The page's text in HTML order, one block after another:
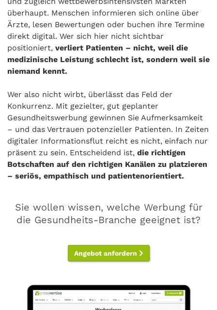
überhaupt. Menschen informieren sich online über
Ärzte, lesen Bewertungen oder buchen ihre Termine
direkt digital. Wer sich hier nicht sichtbar
positioniert, verliert Patienten – nicht, weil die
medizinische Leistung schlecht ist, sondern weil sie
niemand kennt.
Wer also nicht wirbt, überlässt das Feld der
Konkurrenz. Mit gezielter, gut geplanter
Gesundheitswerbung gewinnen Sie Aufmerksamkeit
– und das Vertrauen potenzieller Patienten. In Zeiten
digitaler Informationsflut reicht es nicht, einfach nur
präsent zu sein. Entscheidend ist, die richtigen
Botschaften auf den richtigen Kanälen zu platzieren
– seriös, empathisch und patientenorientiert.
Sie wollen wissen, welche Werbung für
die Gesundheits-Branche geeignet ist?
Angebot anfordern